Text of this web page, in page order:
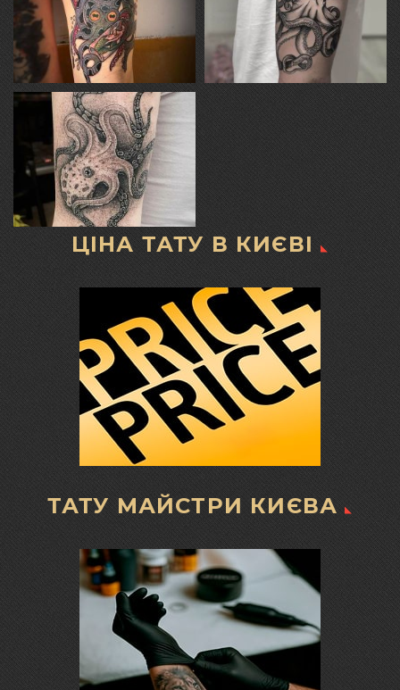
ЦІНА ТАТУ В КИЄВІ
ТАТУ МАЙСТРИ КИЄВА